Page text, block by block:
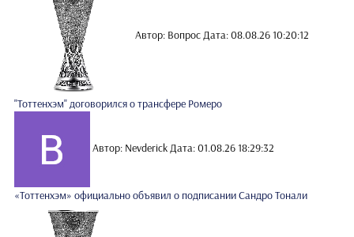
Автор: ВопросДата: 08.08.26 10:20:12
"Тоттенхэм" договорился о трансфере Ромеро
Автор: NevderickДата: 01.08.26 18:29:32
«Тоттенхэм» официально объявил о подписании Сандро Тонали